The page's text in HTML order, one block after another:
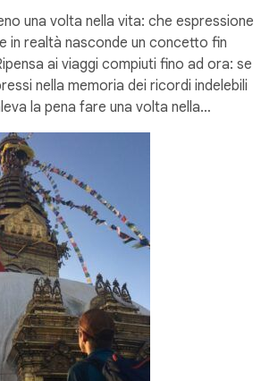
una volta nella vita: che espressione
in realtà nasconde un concetto fin
ai viaggi compiuti fino ad ora: se
nella memoria dei ricordi indelebili
la pena fare una volta nella…